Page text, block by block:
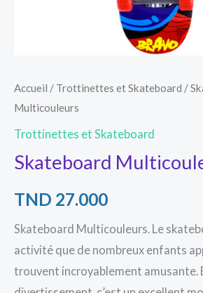
Accueil / Trottinettes et Skateboard /
Multicouleurs
Trottinettes et Skateboard
Skateboard
TND 27.000
Skateboard Multicouleurs. Le
activité que de nombreux enfants
trouvent incroyablement amusante.